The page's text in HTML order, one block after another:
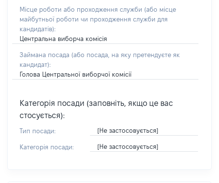
Місце роботи або проходження служби (або місце
майбутньої роботи чи проходження служби для
кандидатів):
Центральна виборча комісія
Займана посада (або посада, на яку претендуєте як
кандидат):
Голова Центральної виборчої комісії
Категорія посади (заповніть, якщо це вас
стосується):
Тип посади: [Не застосовується]
Категорія посади: [Не застосовується]